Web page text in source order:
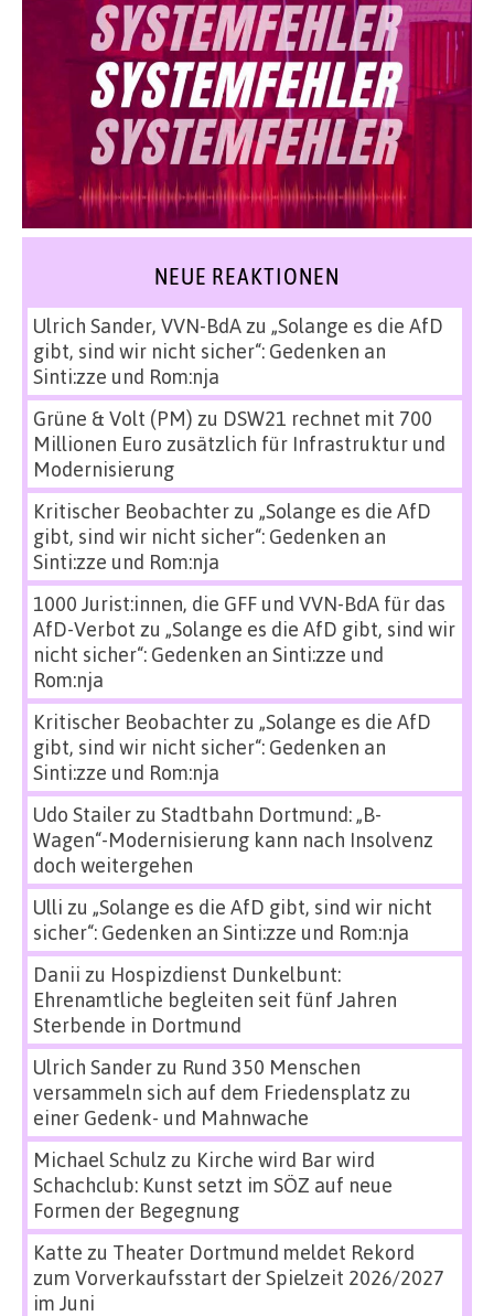
NEUE REAKTIONEN
Ulrich Sander, VVN-BdAzu „Solange es die AfD
gibt, sind wir nicht sicher“: Gedenken an
Sinti:zze und Rom:nja
Grüne & Volt (PM) zu DSW21 rechnet mit 700
Millionen Euro zusätzlich für Infrastruktur und
Modernisierung
Kritischer Beobachterzu „Solange es die AfD
gibt, sind wir nicht sicher“: Gedenken an
Sinti:zze und Rom:nja
1000 Jurist:innen, die GFF und VVN-BdA für das
AfD-Verbot zu „Solange es die AfD gibt, sind wir
nicht sicher“: Gedenken an Sinti:zze und
Rom:nja
Kritischer Beobachterzu „Solange es die AfD
gibt, sind wir nicht sicher“: Gedenken an
Sinti:zze und Rom:nja
Udo Stailerzu Stadtbahn Dortmund: „B-
Wagen“-Modernisierung kann nach Insolvenz
doch weitergehen
Ulli zu „Solange es die AfD gibt, sind wir nicht
sicher“: Gedenken an Sinti:zze und Rom:nja
Danii zu Hospizdienst Dunkelbunt:
Ehrenamtliche begleiten seit fünf Jahren
Sterbende in Dortmund
Ulrich Sanderzu Rund 350 Menschen
versammeln sich auf dem Friedensplatz zu
einer Gedenk- und Mahnwache
Michael Schulz zu Kirche wird Bar wird
Schachclub: Kunst setzt im SÖZ auf neue
Formen der Begegnung
Katte zu Theater Dortmund meldet Rekord
zum Vorverkaufsstart der Spielzeit 2026/2027
im Juni